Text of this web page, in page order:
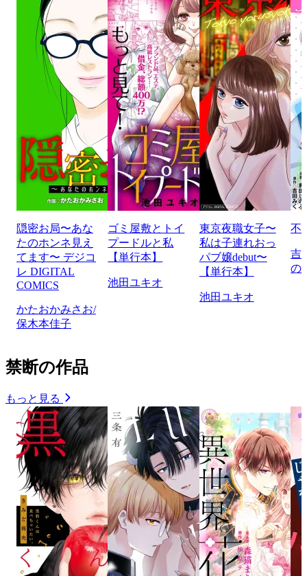
隠密お局〜あな
たのホンネ見え
てます〜 デジコ
レ DIGITAL
COMICS
かたおかみさお/
保木本佳子
ゴミ屋敷とトイ
プードルと私
【単行本】
池田ユキオ
東京夜職女子〜
私は子連れおっ
パブ嬢debut〜
【単行本】
池田ユキオ
不
吉
の
禁断の作品
もっと見る